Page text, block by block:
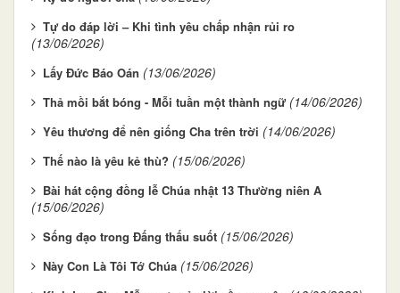
Tự do đáp lời – Khi tình yêu chấp nhận rủi ro
(13/06/2026)
Lấy Đức Báo Oán (13/06/2026)
Thả mồi bắt bóng - Mỗi tuần một thành ngữ (14/06/2026)
Yêu thương để nên giống Cha trên trời (14/06/2026)
Thế nào là yêu kẻ thù? (15/06/2026)
Bài hát cộng đồng lễ Chúa nhật 13 Thường niên A
(15/06/2026)
Sống đạo trong Đấng thấu suốt (15/06/2026)
Này Con Là Tôi Tớ Chúa (15/06/2026)